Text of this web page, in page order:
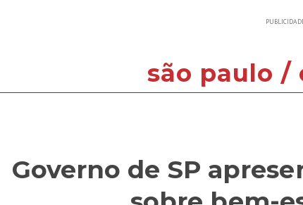
são paulo /
Governo de SP